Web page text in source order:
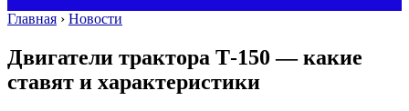
Главная › Новости
Двигатели трактора Т-150 — какие
ставят и характеристики